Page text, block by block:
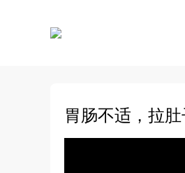
胃肠不适，拉